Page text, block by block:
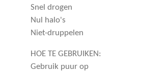
Snel drogen
Nul halo's
Niet-druppelen
HOE TE GEBRUIKEN:
Gebruik puur op